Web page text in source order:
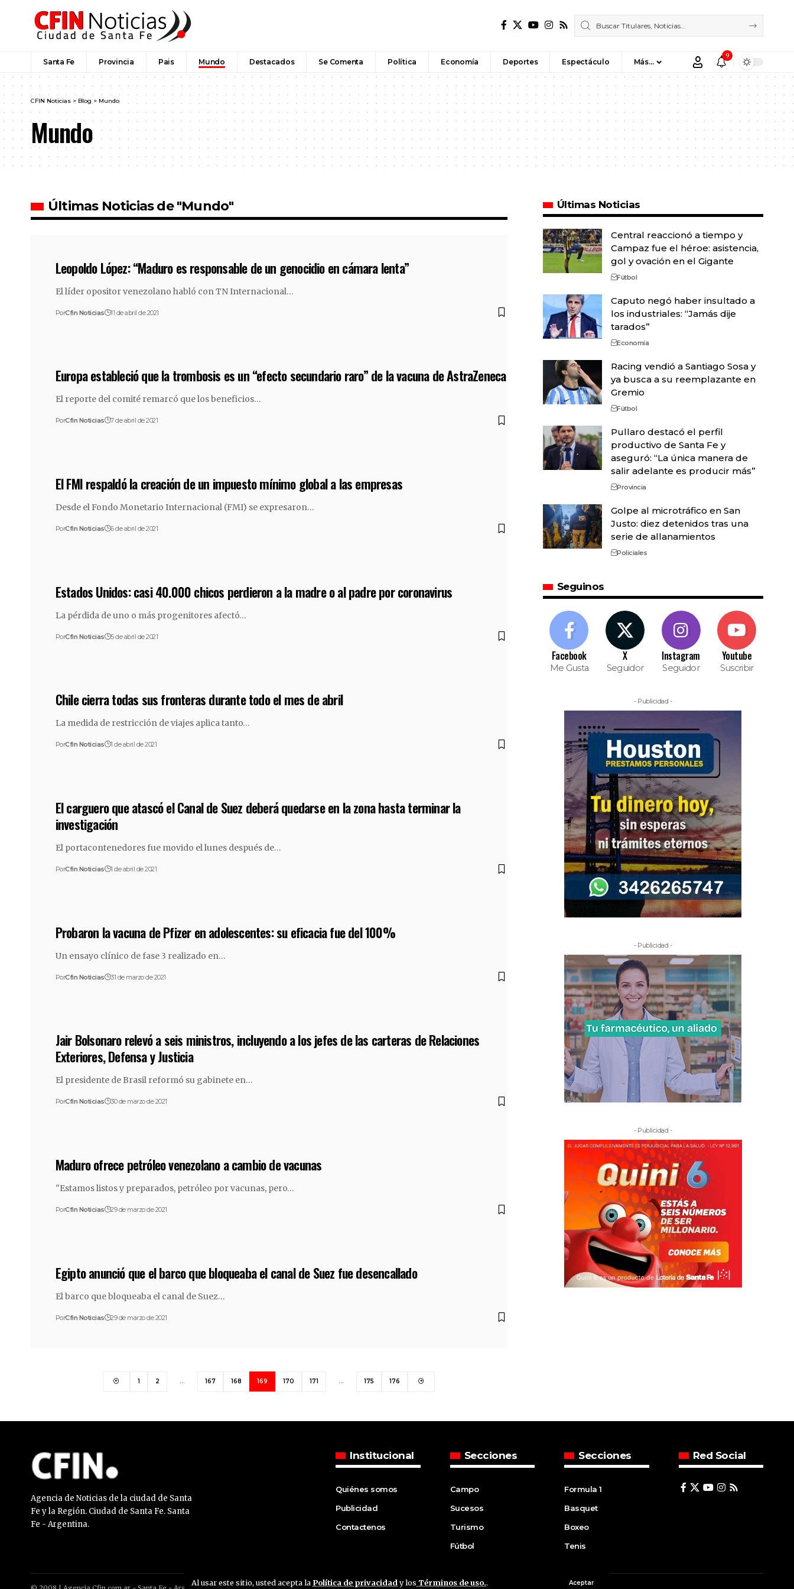
Al usar este sitio, usted acepta la Política de privacidad y los Términos de uso.. Aceptar
Santa Fe Provincia Pais Mundo Destacados Se Comenta Política Economía Deportes Espectáculo Más…
9
CFIN Noticias > Blog > Mundo
Mundo
Últimas Noticias de "Mundo"
Leopoldo López: “Maduro es responsable de un genocidio en cámara lenta”
El líder opositor venezolano habló con TN Internacional…
PorCfin Noticias 11 de abril de 2021
Europa estableció que la trombosis es un “efecto secundario raro” de la vacuna de AstraZeneca
El reporte del comité remarcó que los beneficios…
PorCfin Noticias 7 de abril de 2021
El FMI respaldó la creación de un impuesto mínimo global a las empresas
Desde el Fondo Monetario Internacional (FMI) se expresaron…
PorCfin Noticias 6 de abril de 2021
Estados Unidos: casi 40.000 chicos perdieron a la madre o al padre por coronavirus
La pérdida de uno o más progenitores afectó…
PorCfin Noticias 5 de abril de 2021
Chile cierra todas sus fronteras durante todo el mes de abril
La medida de restricción de viajes aplica tanto…
PorCfin Noticias 1 de abril de 2021
El carguero que atascó el Canal de Suez deberá quedarse en la zona hasta terminar la
investigación
El portacontenedores fue movido el lunes después de…
PorCfin Noticias 1 de abril de 2021
Probaron la vacuna de Pfizer en adolescentes: su eficacia fue del 100%
Un ensayo clínico de fase 3 realizado en…
PorCfin Noticias 31 de marzo de 2021
Jair Bolsonaro relevó a seis ministros, incluyendo a los jefes de las carteras de Relaciones
Exteriores, Defensa y Justicia
El presidente de Brasil reformó su gabinete en…
PorCfin Noticias 30 de marzo de 2021
Maduro ofrece petróleo venezolano a cambio de vacunas
"Estamos listos y preparados, petróleo por vacunas, pero…
PorCfin Noticias 29 de marzo de 2021
Egipto anunció que el barco que bloqueaba el canal de Suez fue desencallado
El barco que bloqueaba el canal de Suez…
PorCfin Noticias 29 de marzo de 2021
1 2 … 167 168 169 170 171 … 175 176
Últimas Noticias
Central reaccionó a tiempo y
Campaz fue el héroe: asistencia,
gol y ovación en el Gigante
Fútbol
Caputo negó haber insultado a
los industriales: “Jamás dije
tarados”
Economía
Racing vendió a Santiago Sosa y
ya busca a su reemplazante en
Gremio
Fútbol
Pullaro destacó el perfil
productivo de Santa Fe y
aseguró: “La única manera de
salir adelante es producir más”
Provincia
Golpe al microtráfico en San
Justo: diez detenidos tras una
serie de allanamientos
Policiales
Seguinos
Facebook
Me Gusta
X
Seguidor
Instagram
Seguidor
Youtube
Suscribir
- Publicidad -
- Publicidad -
- Publicidad -
Agencia de Noticias de la ciudad de Santa
Fe y la Región. Ciudad de Santa Fe. Santa
Fe - Argentina.
Institucional
Quiénes somos
Publicidad
Contactenos
Secciones
Campo
Sucesos
Turismo
Fútbol
Secciones
Formula 1
Basquet
Boxeo
Tenis
Red Social